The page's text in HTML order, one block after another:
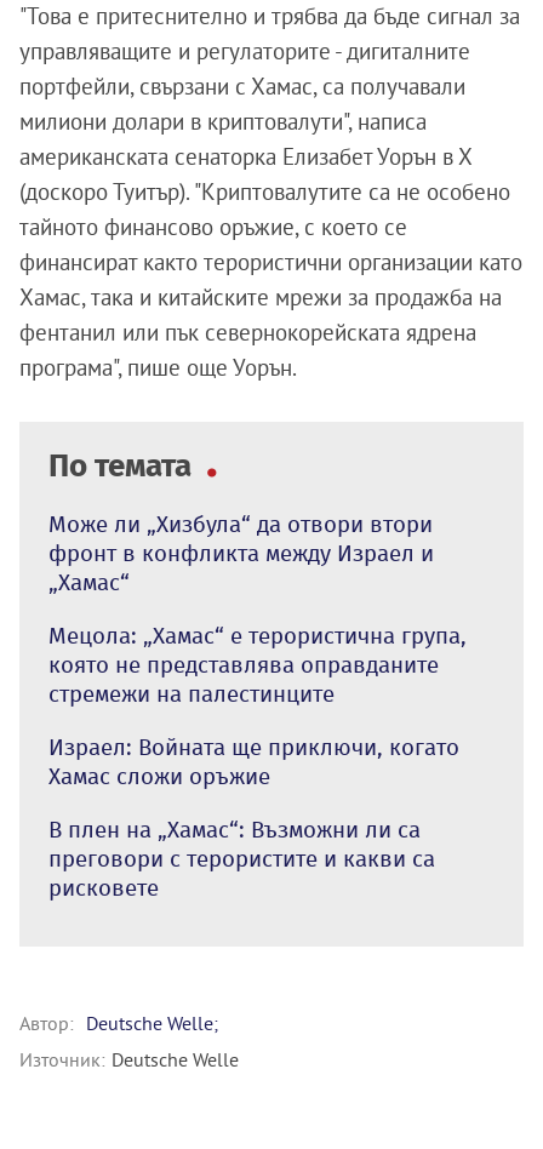
"Това е притеснително и трябва да бъде сигнал за
управляващите и регулаторите - дигиталните
портфейли, свързани с Хамас, са получавали
милиони долари в криптовалути", написа
американската сенаторка Елизабет Уорън в Х
(доскоро Туитър). "Криптовалутите са не особено
тайното финансово оръжие, с което се
финансират както терористични организации като
Хамас, така и китайските мрежи за продажба на
фентанил или пък севернокорейската ядрена
програма", пише още Уорън.
По темата
Може ли „Хизбула“ да отвори втори
фронт в конфликта между Израел и
„Хамас“
Мецола: „Хамас“ е терористична група,
която не представлява оправданите
стремежи на палестинците
Израел: Войната ще приключи, когато
Хамас сложи оръжие
В плен на „Хамас“: Възможни ли са
преговори с терористите и какви са
рисковете
Автор: Deutsche Welle;
Източник: Deutsche Welle